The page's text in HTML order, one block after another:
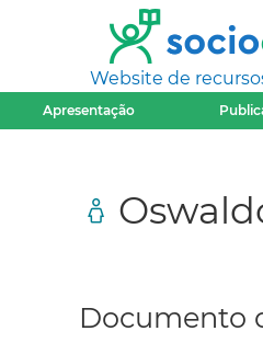
Website de
Apresentação
Documento